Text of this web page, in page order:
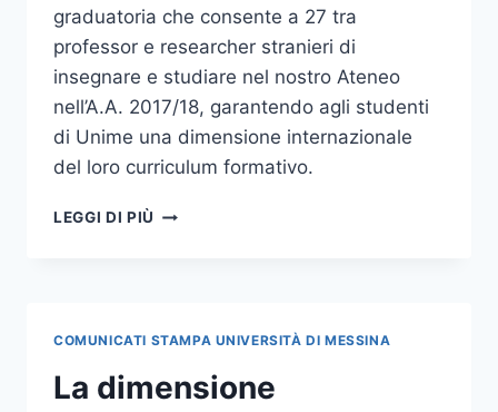
graduatoria che consente a 27 tra
professor e researcher stranieri di
insegnare e studiare nel nostro Ateneo
nell’A.A. 2017/18, garantendo agli studenti
di Unime una dimensione internazionale
del loro curriculum formativo.
LEGGI DI PIÙ NUOVO
SULL’INTERNAZIONALIZZAZIONE:
I
COMUNICATI STAMPA UNIVERSITÀ DI MESSINA
La dimensione